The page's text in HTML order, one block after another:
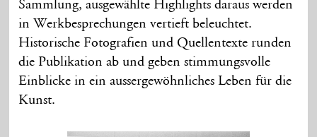
Sammlung, ausgewählte Highlights daraus werden
in Werkbesprechungen vertieft beleuchtet.
Historische Fotografien und Quellentexte runden
die Publikation ab und geben stimmungsvolle
Einblicke in ein aussergewöhnliches Leben für die
Kunst.